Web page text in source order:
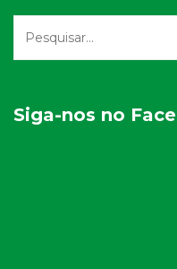
Siga-nos no